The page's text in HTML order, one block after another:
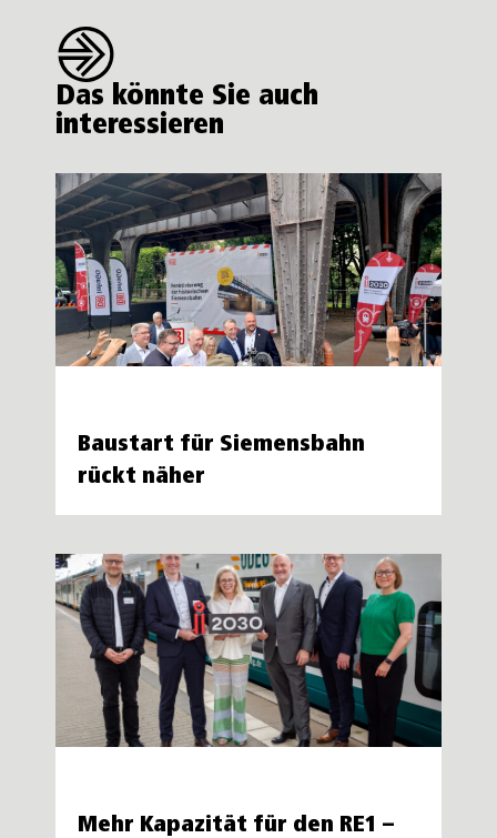
Das könnte Sie auch
interessieren
Baustart für Siemensbahn
rückt näher
Mehr Kapazität für den RE1 –